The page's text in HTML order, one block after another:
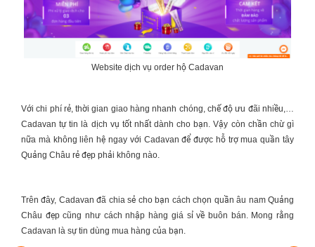
Website dịch vụ order hộ Cadavan
Với chi phí rẻ, thời gian giao hàng nhanh chóng, chế độ ưu đãi nhiều,…
Cadavan tự tin là dịch vụ tốt nhất dành cho bạn. Vậy còn chần chừ gì
nữa mà không liên hệ ngay với Cadavan để được hỗ trợ mua quần tây
Quảng Châu rẻ đẹp phải không nào.
Trên đây, Cadavan đã chia sẻ cho bạn cách chọn quần âu nam Quảng
Châu đẹp cũng như cách nhập hàng giá sỉ về buôn bán. Mong rằng
Cadavan là sự tin dùng mua hàng của bạn.